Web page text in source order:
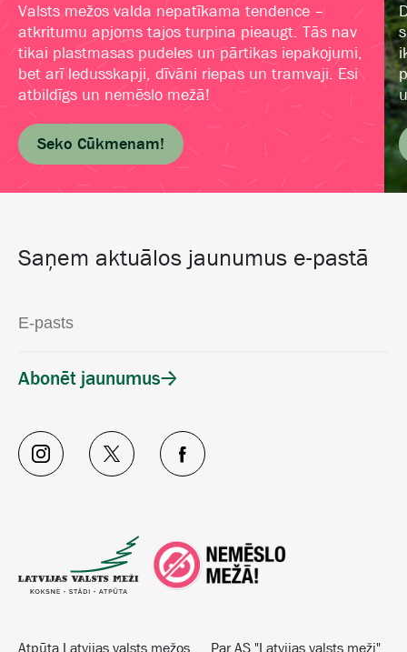
Valsts mežos valda nepatīkama tendence –
atkritumu apjoms tajos turpina pieaugt. Tās nav
tikai plastmasas pudeles un pārtikas iepakojumi,
bet arī ledusskapji, dīvāni riepas un tramvaji. Esi
atbildīgs un nemēslo mežā!
Seko Cūkmenam!
Atpūta Latvijas valsts mežos
Par AS "Latvijas valsts meži"
Saņem aktuālos jaunumus e-pastā
Abonēt jaunumus